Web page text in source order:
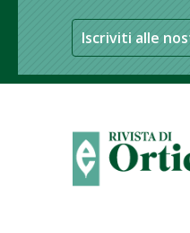
Iscriviti alle